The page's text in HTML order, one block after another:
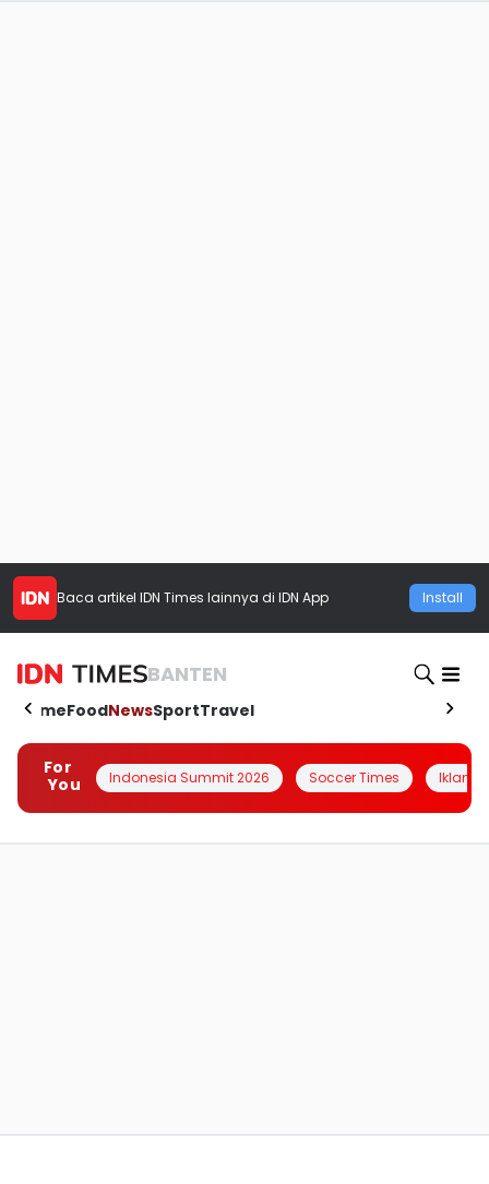
Baca artikel IDN Times lainnya di IDN App Install
BANTEN
HomeFoodNewsSportTravel
For
You
Indonesia Summit 2026 Soccer Times Iklanin